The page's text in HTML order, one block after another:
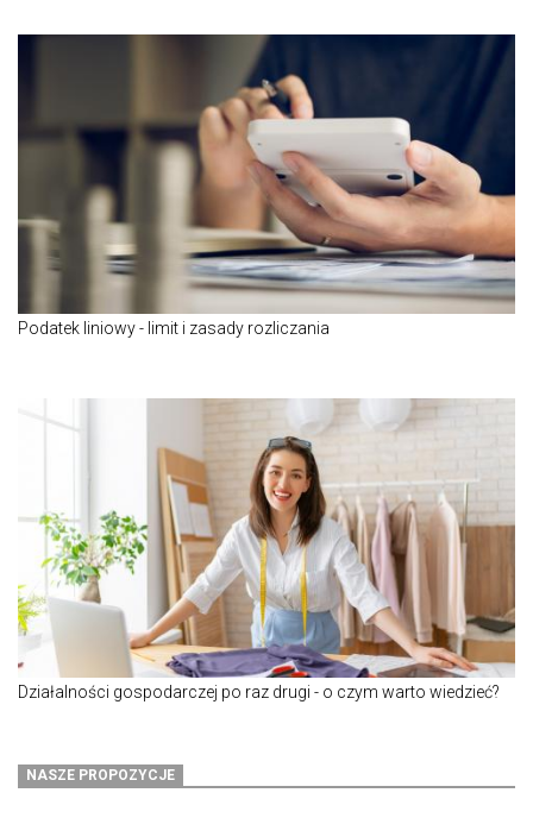
Podatek liniowy - limit i zasady rozliczania
Działalności gospodarczej po raz drugi - o czym warto wiedzieć?
NASZE PROPOZYCJE